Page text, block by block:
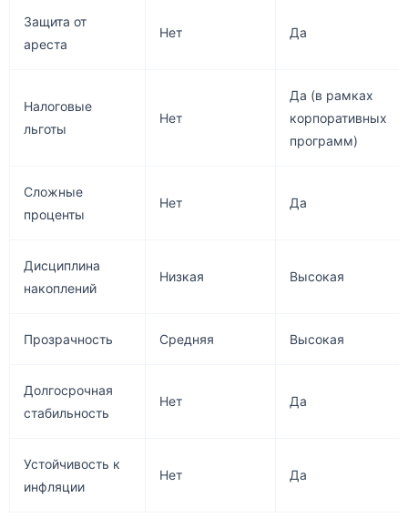
Защита от
ареста
Нет Да
Налоговые
льготы
Нет
Да (в рамках
корпоративных
программ)
Сложные
проценты
Нет Да
Дисциплина
накоплений
Низкая Высокая
Прозрачность Средняя Высокая
Долгосрочная
стабильность
Нет Да
Устойчивость к
инфляции
Нет Да